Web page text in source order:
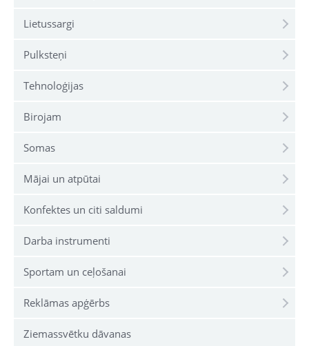
Lietussargi
Pulksteņi
Tehnoloģijas
Birojam
Somas
Mājai un atpūtai
Konfektes un citi saldumi
Darba instrumenti
Sportam un ceļošanai
Reklāmas apģērbs
Ziemassvētku dāvanas